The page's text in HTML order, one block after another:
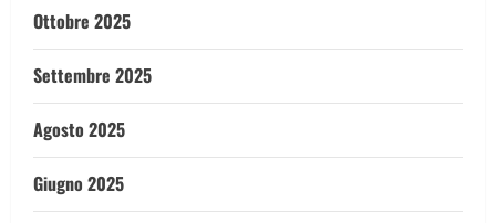
Ottobre 2025
Settembre 2025
Agosto 2025
Giugno 2025